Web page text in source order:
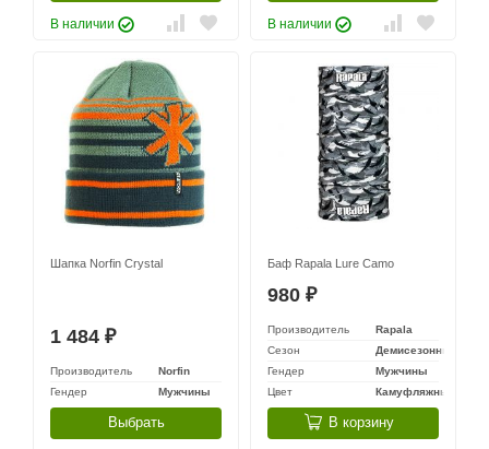
В наличии В наличии
Шапка Norfin Crystal
1 484 ₽
Производитель
Norfin
Гендер
Мужчины
Выбрать
Баф Rapala Lure Camo
980 ₽
Производитель
Rapala
Сезон
Демисезонный
Гендер
Мужчины
Цвет
Камуфляжный
В корзину